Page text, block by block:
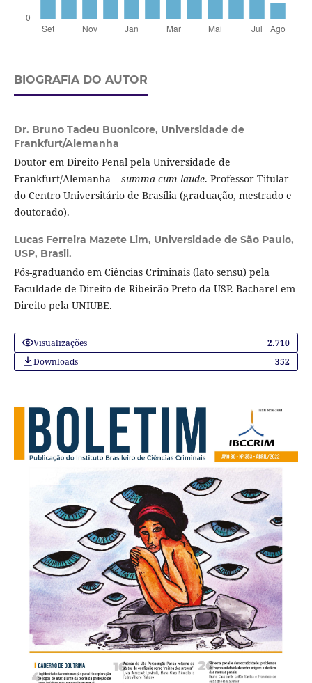
BIOGRAFIA DO AUTOR
Dr. Bruno Tadeu Buonicore, Universidade de
Frankfurt/Alemanha
Doutor em Direito Penal pela Universidade de
Frankfurt/Alemanha – summa cum laude. Professor Titular
do Centro Universitário de Brasília (graduação, mestrado e
doutorado).
Lucas Ferreira Mazete Lim, Universidade de São Paulo,
USP, Brasil.
Pós-graduando em Ciências Criminais (lato sensu) pela
Faculdade de Direito de Ribeirão Preto da USP. Bacharel em
Direito pela UNIUBE.
Visualizações
2.710
Downloads
352